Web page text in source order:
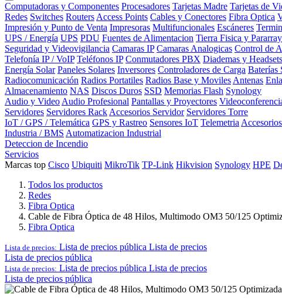
Computadoras y Componentes Procesadores Tarjetas Madre Tarjetas de
Redes Switches Routers Access Points Cables y Conectores Fibra Optica
Impresión y Punto de Venta Impresoras Multifuncionales Escáneres
UPS / Energía UPS PDU Fuentes de Alimentacion Tierra Fisica y
Seguridad y Videovigilancia Camaras IP Camaras Analogicas Control de
Telefonía IP / VoIP Teléfonos IP Conmutadores PBX Diademas y Headsets
Energía Solar Paneles Solares Inversores Controladores de Carga Baterías
Radiocomunicación Radios Portatiles Radios Base y Moviles Antenas
Almacenamiento NAS Discos Duros SSD Memorias Flash Synology
Audio y Video Audio Profesional Pantallas y Proyectores
Servidores Servidores Rack Accesorios Servidor Servidores Torre
IoT / GPS / Telemática GPS y Rastreo Sensores IoT Telemetria
Industria / BMS Automatizacion Industrial
Deteccion de Incendio
Servicios
Marcas top Cisco Ubiquiti MikroTik TP-Link Hikvision Synology HPE
Todos los productos
Redes
Fibra Optica
Cable de Fibra Óptica de 48 Hilos, Multimodo OM3 50/125
Fibra Optica
Lista de precios: Lista de precios pública Lista de precios
Lista de precios pública
Lista de precios: Lista de precios pública Lista de precios
Lista de precios pública